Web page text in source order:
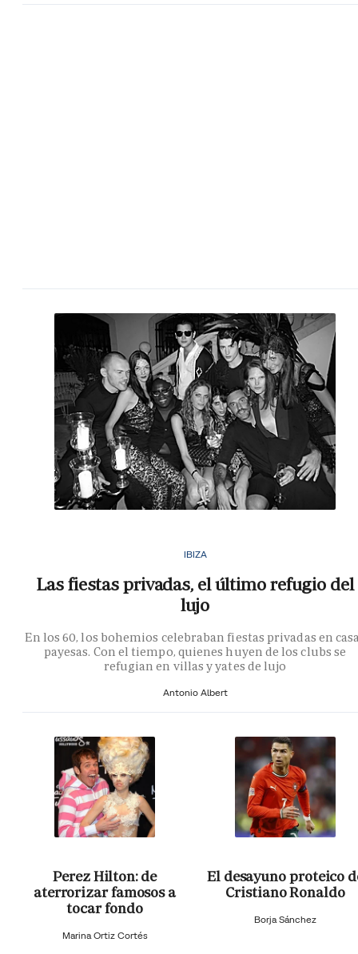
IBIZA
Las fiestas privadas, el último refugio del
lujo
En los 60, los bohemios celebraban fiestas privadas en
payesas. Con el tiempo, quienes huyen de los clubs se
refugian en villas y yates de lujo
Antonio Albert
Perez Hilton: de
aterrorizar famosos a
tocar fondo
Marina Ortiz Cortés
El desayuno proteico
Cristiano Ronaldo
Borja Sánchez